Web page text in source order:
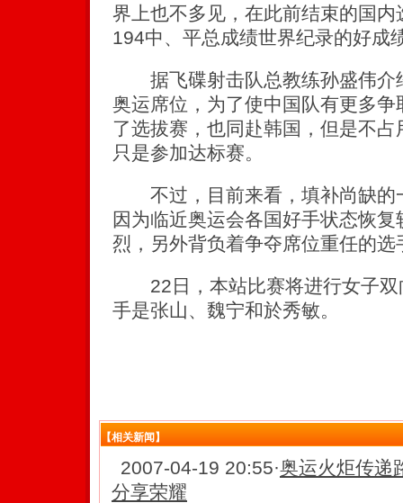
界上也不多见，在此前结束的国
194中、平总成绩世界纪录的好成
据飞碟射击队总教练孙盛伟介
奥运席位，为了使中国队有更多
了选拔赛，也同赴韩国，但是不
只是参加达标赛。
不过，目前来看，填补尚缺的
因为临近奥运会各国好手状态恢
烈，另外背负着争夺席位重任的选
22日，本站比赛将进行女子双
手是张山、魏宁和於秀敏。
【相关新闻】
2007-04-19 20:55·奥运火炬传递
分享荣耀